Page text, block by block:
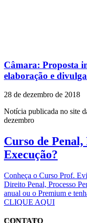
Câmara: Proposta
elaboração e
28 de dezembro de 2018
Notícia publicada no site
dezembro
Curso de Penal,
Execução?
Conheça o Curso Prof.
Direito Penal, Processo
anual ou o Premium e
CLIQUE AQUI
EVINIS TALON
CONTATO